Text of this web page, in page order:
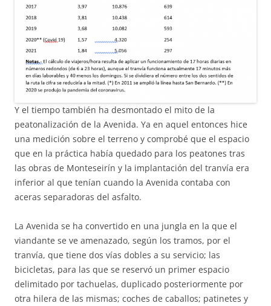
Y el tiempo también ha desmontado el mito de la
peatonalización de la Avenida. Ya en aquel entonces hice
una medición sobre el terreno y comprobé que el espacio
que en la práctica había quedado para los peatones tras
las obras de Monteseirín y la implantación del tranvía era
inferior al que tenían cuando la Avenida contaba con
aceras separadoras del asfalto.
La Avenida se ha convertido en una jungla en la que el
viandante se ve amenazado, según los tramos, por el
tranvía, que tiene dos vías dobles a su servicio; las
bicicletas, para las que se reservó un primer espacio
delimitado por tachuelas, duplicado posteriormente por
otra hilera de las mismas; coches de caballos; patinetes y